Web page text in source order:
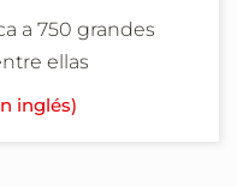
a 750 grandes
ellas
inglés)